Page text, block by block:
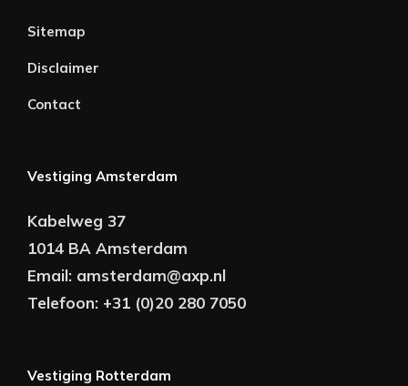
Sitemap
Disclaimer
Contact
Vestiging Amsterdam
Kabelweg 37
1014 BA Amsterdam
Email: amsterdam@axp.nl
Telefoon: +31 (0)20 280 7050
Vestiging Rotterdam